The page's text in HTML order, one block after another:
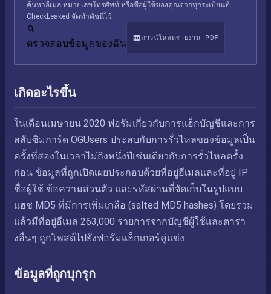
ค้นหาอีเมล หมายเลขโทรศัพท์ หรือชื่อผู้ใช้ของคุณจากทุกระเบียนที่
CheckLeaked จัดทำดัชนีไว้
ตรวจสอบข้อมูลของฉัน ดาวน์โหลดรายงาน PDF
เกิดอะไรขึ้น
ในเดือนเมษายน 2020 ฟอรัมเกี่ยวกับการแฮ็กบัญชีและการ
สลับซิมการ์ด OGUsers ประสบกับการรั่วไหลของข้อมูลเป็น
ครั้งที่สองในเวลาไม่ถึงหนึ่งปีเช่นเดียวกับการรั่วไหลครั้ง
ก่อน ข้อมูลที่ถูกเปิดเผยประกอบด้วยที่อยู่อีเมลและที่อยู่ IP
ชื่อผู้ใช้ ข้อความส่วนตัว และรหัสผ่านที่จัดเก็บในรูปแบบ
แฮช MD5 ที่มีการเพิ่มเกลือ (salted MD5 hashes) โดยรวม
แล้วมีที่อยู่อีเมล 263,000 รายการจากบัญชีผู้ใช้และตารา
งอื่นๆ ถูกโพสต์ไปยังฟอรัมแฮ็กเกอร์คู่แข่ง
ข้อมูลที่ถูกบุกรุก